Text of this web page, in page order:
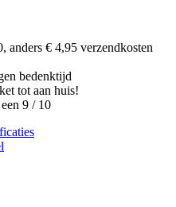
anders € 4,95 verzendkosten
bedenktijd
tot aan huis!
9 / 10